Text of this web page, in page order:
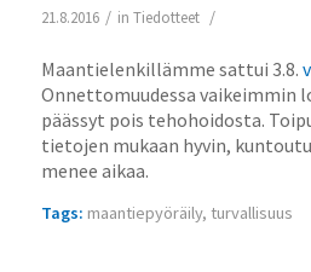
21.8.2016 / in Tiedotteet /
Maantielenkillämme sattui 3.8.
Onnettomuudessa vaikeimmin
päässyt pois tehohoidosta.
tietojen mukaan hyvin,
menee aikaa.
Tags: maantiepyöräily, turvallisuus